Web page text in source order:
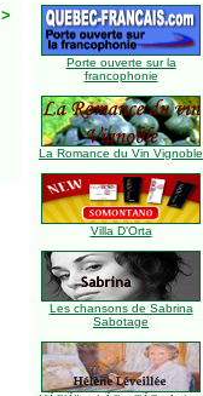
>
Porte ouverte sur la
francophonie
La Romance du Vin Vignoble
Villa D'Orta
Les chansons de Sabrina
Sabotage